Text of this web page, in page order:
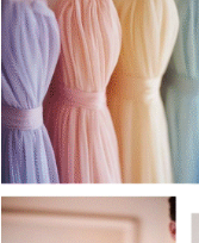
Amours
pastelles